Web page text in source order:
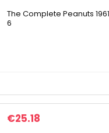
The Complete Peanuts
6
€25.18